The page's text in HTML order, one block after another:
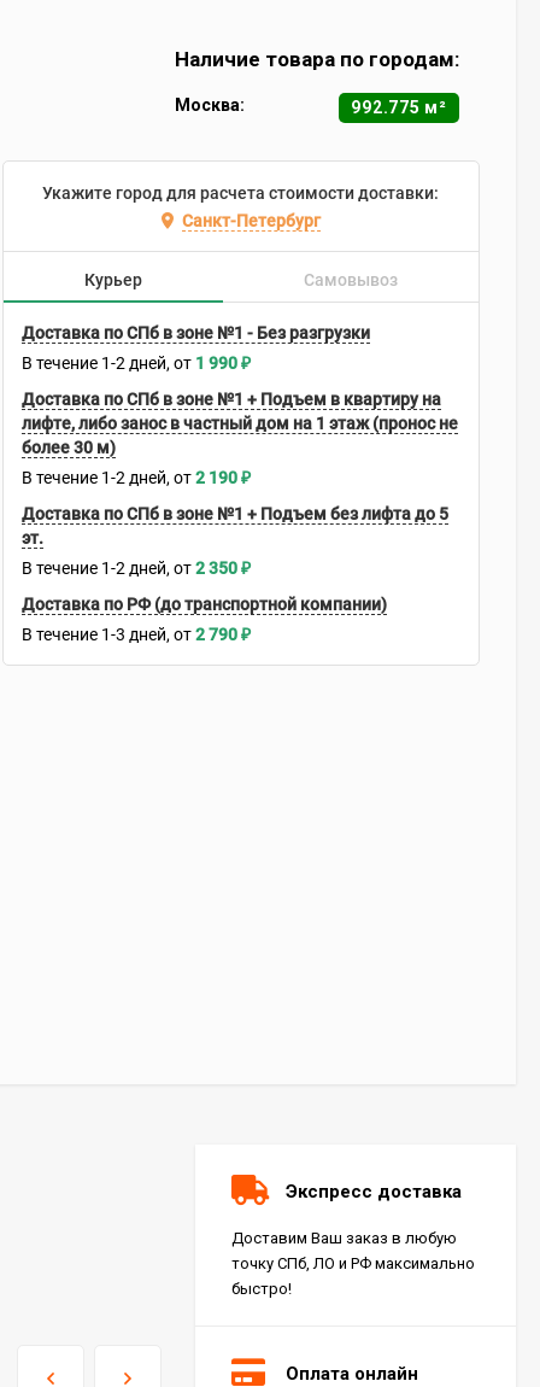
Наличие товара по городам:
Москва: 992.775 м²
Укажите город для расчета стоимости доставки:
Санкт-Петербург
Курьер Самовывоз
Доставка по СПб в зоне №1 - Без разгрузки
В течение 1-2 дней 1 990₽
Доставка по СПб в зоне №1 + Подъем в квартиру на
лифте, либо занос в частный дом на 1 этаж (пронос не
более 30 м)
В течение 1-2 дней 2 190₽
Доставка по СПб в зоне №1 + Подъем без лифта до 5
эт.
В течение 1-2 дней 2 350₽
Доставка по РФ (до транспортной компании)
В течение 1-3 дней 2 790₽
Экспресс доставка
Доставим Ваш заказ в любую
точку СПб, ЛО и РФ максимально
быстро!
Оплата онлайн